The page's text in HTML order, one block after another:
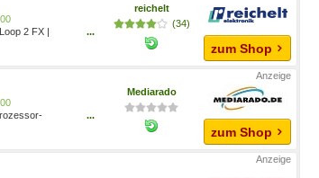
2 FX |
...
reichelt
(34)
zum Shop
...
Mediarado
zum Shop